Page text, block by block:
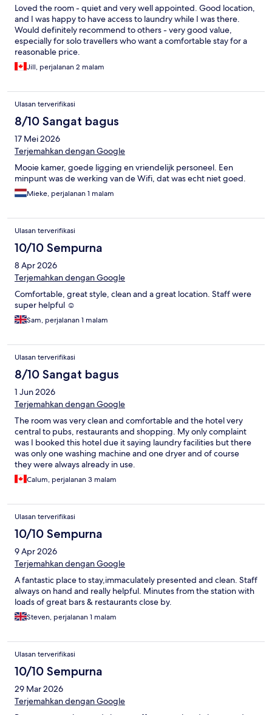
Loved the room - quiet and very well appointed. Good location,
and I was happy to have access to laundry while I was there.
Would definitely recommend to others - very good value,
especially for solo travellers who want a comfortable stay for a
reasonable price.
Jill, perjalanan 2 malam
Ulasan terverifikasi
8/10 Sangat bagus
17 Mei 2026
Terjemahkan dengan Google
Mooie kamer, goede ligging en vriendelijk personeel. Een
minpunt was de werking van de Wifi, dat was echt niet goed.
Mieke, perjalanan 1 malam
Ulasan terverifikasi
10/10 Sempurna
8 Apr 2026
Terjemahkan dengan Google
Comfortable, great style, clean and a great location. Staff were
super helpful ☺️
Sam, perjalanan 1 malam
Ulasan terverifikasi
8/10 Sangat bagus
1 Jun 2026
Terjemahkan dengan Google
The room was very clean and comfortable and the hotel very
central to pubs, restaurants and shopping. My only complaint
was I booked this hotel due it saying laundry facilities but there
was only one washing machine and one dryer and of course
they were always already in use.
Calum, perjalanan 3 malam
Ulasan terverifikasi
10/10 Sempurna
9 Apr 2026
Terjemahkan dengan Google
A fantastic place to stay,immaculately presented and clean. Staff
always on hand and really helpful. Minutes from the station with
loads of great bars & restaurants close by.
Steven, perjalanan 1 malam
Ulasan terverifikasi
10/10 Sempurna
29 Mar 2026
Terjemahkan dengan Google